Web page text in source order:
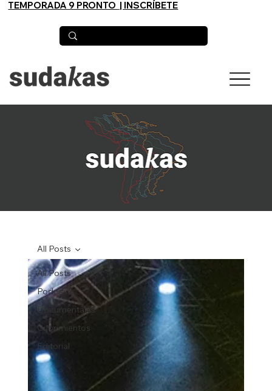
TEMPORADA 9 PRONTO | INSCRÍBETE
All Posts
Podcast
Documentales
Cubrimientos
Editorial
All Posts